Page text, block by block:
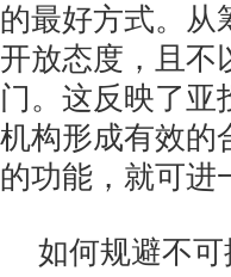
的最好方式。从
开放态度，且不
门。这反映了亚
机构形成有效的
的功能，就可进
如何规避不